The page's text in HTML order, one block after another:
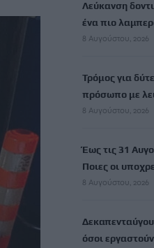
Λεύκανση
ένα πιο
8 Αυγούστου, 2026
Τρόμος για
πρόσωπο με
8 Αυγούστου, 2026
Έως τις 31
Ποιες οι
8 Αυγούστου, 2026
όσοι